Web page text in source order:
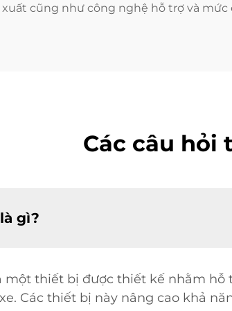
cũng như công nghệ hỗ trợ và
Các câu hỏi
gì?
một thiết bị được thiết kế nhằm
Các thiết bị này nâng cao khả